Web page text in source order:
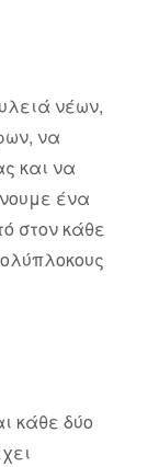
νέων,
να
και να
ένα
στον κάθε
κάθε δύο